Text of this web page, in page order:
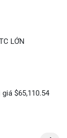
LỚN
$65,110.54
giao dịch này: